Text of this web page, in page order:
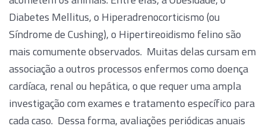
Diabetes Mellitus, o Hiperadrenocorticismo (ou
Síndrome de Cushing), o Hipertireoidismo felino são
mais comumente observados. Muitas delas cursam em
associação a outros processos enfermos como doença
cardíaca, renal ou hepática, o que requer uma ampla
investigação com exames e tratamento específico para
cada caso. Dessa forma, avaliações periódicas anuais